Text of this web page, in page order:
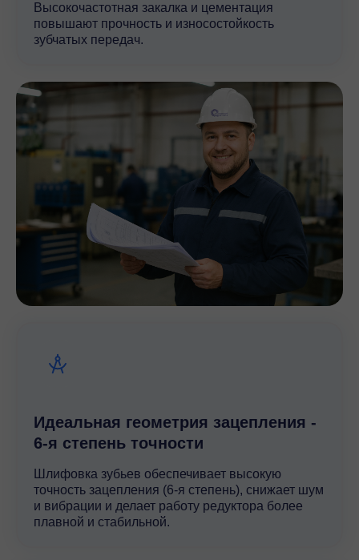
Высокочастотная закалка и цементация
повышают прочность и износостойкость
зубчатых передач.
Идеальная геометрия зацепления -
6-я степень точности
Шлифовка зубьев обеспечивает высокую
точность зацепления (6-я степень), снижает шум
и вибрации и делает работу редуктора более
плавной и стабильной.